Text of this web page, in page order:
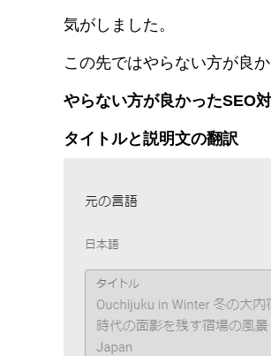
気がしました。
この先ではやらない方が良
やらない方が良かったSEO
タイトルと説明文の翻訳